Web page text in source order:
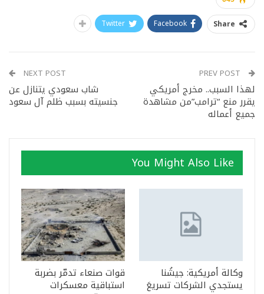
Share
Facebook
Twitter
لهذا السبب.. مخرج أمريكي
يقرر منع “ترامب”من مشاهدة
جميع أعماله
NEXT POST
شاب سعودي يتنازل عن
جنسيته بسبب ظلم آل سعود
You Might Also Like
وكالة أمريكية: جيشُنا
يستجدي الشركات تسريعَ
قوات صنعاء تدمّر بضربة
استباقية معسكرات